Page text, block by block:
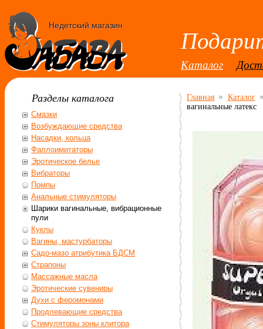
Недетский магазин
Каталог
Главная
Каталог
вагинальные латекс
Разделы каталога
Смазки
Возбуждающие средства
Насадки, кольца
Фаллоимитаторы
Эротическое белье
Вибраторы
Помпы
Анальные стимуляторы
Шарики вагинальные, вибрационные
пули
Куклы
Вагины, мастурбаторы
Садо-мазо атрибутика БДСМ
Страпоны
Массажные масла
Эротические сувениры
Духи с феромонами
Продлевающие средства
Стимуляторы зоны клитора